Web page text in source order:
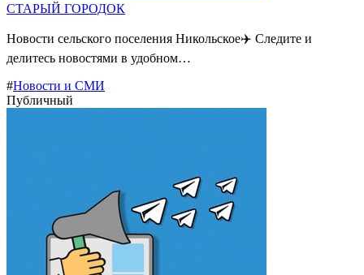
СТАРЫЙ ГОРОДОК
Новости сельского поселения Никольское✈️ Следите и
делитесь новостями в удобном…
#Новости и СМИ
Публичный